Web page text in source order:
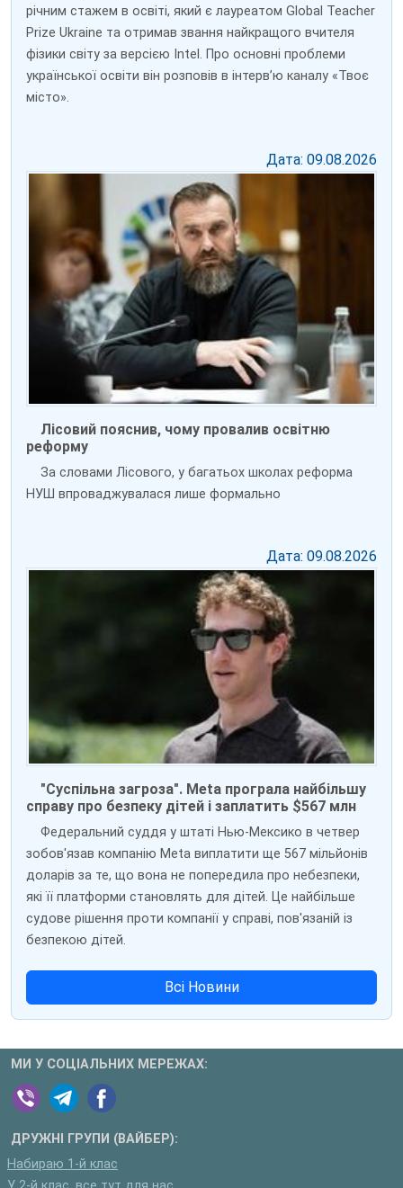
річним стажем в освіті, який є лауреатом Global Teacher
Prize Ukraine та отримав звання найкращого вчителя
фізики світу за версією Intel. Про основні проблеми
української освіти він розповів в інтерв’ю каналу «Твоє
місто».
Дата: 09.08.2026
Лісовий пояснив, чому провалив освітню
реформу
За словами Лісового, у багатьох школах реформа
НУШ впроваджувалася лише формально
Дата: 09.08.2026
"Суспільна загроза". Meta програла найбільшу
справу про безпеку дітей і заплатить $567 млн
Федеральний суддя у штаті Нью-Мексико в четвер
зобов'язав компанію Meta виплатити ще 567 мільйонів
доларів за те, що вона не попередила про небезпеки,
які її платформи становлять для дітей. Це найбільше
судове рішення проти компанії у справі, пов'язаній із
безпекою дітей.
Всі Новини
МИ У СОЦІАЛЬНИХ МЕРЕЖАХ:
ДРУЖНІ ГРУПИ (ВАЙБЕР):
Набираю 1-й клас